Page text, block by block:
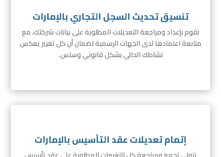
تنسيق تحديث السجل التجاري بالإمارات
نقوم بإعداد ومراجعة التعديلات المطلوبة على بيانات شركتك، مع
متابعة اعتمادها لدى الجهات الرسمية لضمان أن كل تغيير يعكس
نشاطك الحالي بشكل قانوني وسلس.
إتمام تعديلات عقد التأسيس بالإمارات